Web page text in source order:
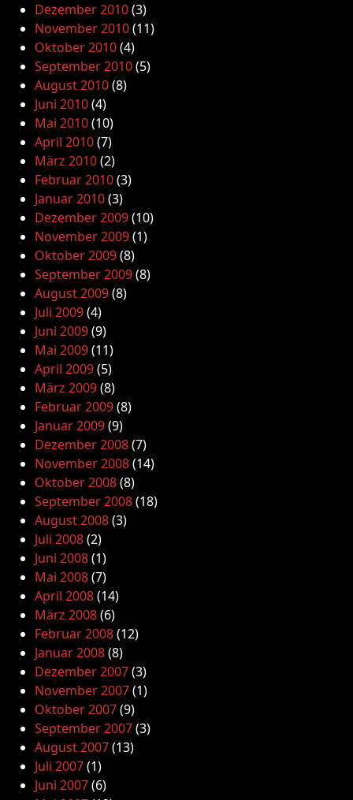
Dezember 2010(3)
November 2010(11)
Oktober 2010(4)
September 2010(5)
August 2010(8)
Juni 2010(4)
Mai 2010(10)
April 2010(7)
März 2010(2)
Februar 2010(3)
Januar 2010(3)
Dezember 2009(10)
November 2009(1)
Oktober 2009(8)
September 2009(8)
August 2009(8)
Juli 2009(4)
Juni 2009(9)
Mai 2009(11)
April 2009(5)
März 2009(8)
Februar 2009(8)
Januar 2009(9)
Dezember 2008(7)
November 2008(14)
Oktober 2008(8)
September 2008(18)
August 2008(3)
Juli 2008(2)
Juni 2008(1)
Mai 2008(7)
April 2008(14)
März 2008(6)
Februar 2008(12)
Januar 2008(8)
Dezember 2007(3)
November 2007(1)
Oktober 2007(9)
September 2007(3)
August 2007(13)
Juli 2007(1)
Juni 2007(6)